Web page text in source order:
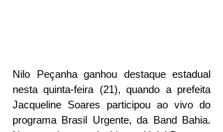
Nilo Peçanha ganhou destaque estadual
nesta quinta-feira (21), quando a prefeita
Jacqueline Soares participou ao vivo do
programa Brasil Urgente, da Band Bahia.